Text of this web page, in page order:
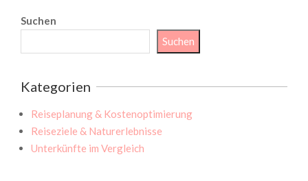
Suchen
Suchen
Kategorien
Reiseplanung & Kostenoptimierung
Reiseziele & Naturerlebnisse
Unterkünfte im Vergleich